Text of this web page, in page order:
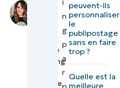
par
Rachel
Spatz
Revenue
Marketing
NinjaOne
Adaptez à
vos moyens
votre
programme
marketing
i
n
g
p
a
r
peuvent-ils
personnaliser
le
publipostage
sans en faire
trop ?
Quelle est la
meilleure